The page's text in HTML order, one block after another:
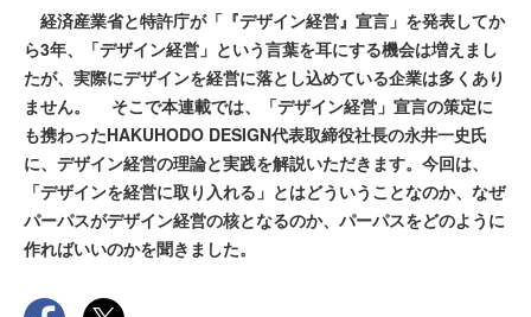
経済産業省と特許庁が「『デザイン経営』宣言」を発表してか
ら3年、「デザイン経営」という言葉を耳にする機会は増えまし
たが、実際にデザインを経営に落とし込めている企業は多くあり
ません。 そこで本連載では、「デザイン経営」宣言の策定に
も携わったHAKUHODO DESIGN代表取締役社長の永井一史氏
に、デザイン経営の理論と実践を解説いただきます。今回は、
「デザインを経営に取り入れる」とはどういうことなのか、なぜ
パーパスがデザイン経営の核となるのか、パーパスをどのように
作ればいいのかを聞きました。